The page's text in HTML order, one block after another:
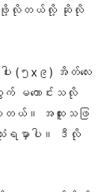
င်ဖို့လိုတယ်လို့ ဆိုလို
ါး (၅x၉) အိတ်လေး
မကောင်းသလို
တယ်။ အထူးသဖြ
မှာပါ။ ဒီလို